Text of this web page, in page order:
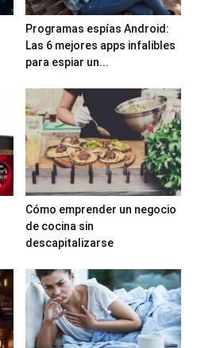
Programas espías Android:
Las 6 mejores apps infalibles
para espiar un...
Cómo emprender un negocio
de cocina sin
descapitalizarse